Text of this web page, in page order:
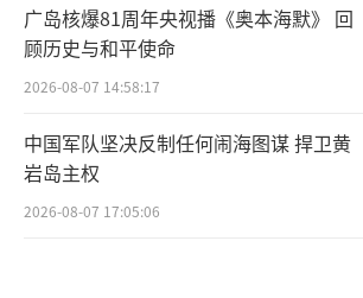
广岛核爆81周年央视播《奥本海默》 回
顾历史与和平使命
2026-08-07 14:58:17
中国军队坚决反制任何闹海图谋 捍卫黄
岩岛主权
2026-08-07 17:05:06